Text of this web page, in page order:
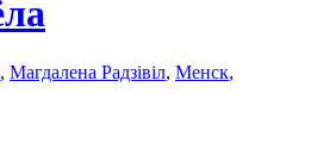
, Магдалена Радзівіл, Менск,